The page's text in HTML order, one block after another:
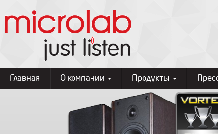
Главная О компании Продукты